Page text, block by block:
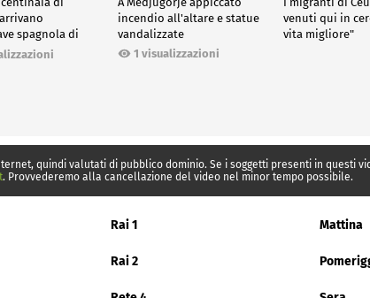
spagnola di
incendio all'altare e statue
vandalizzate
1 visualizzazioni
venuti qui in
vita migliore"
quindi valutati di pubblico dominio. Se i soggetti presenti in
. Provvederemo alla cancellazione del video nel minor tempo possibile.
Rai 1 Mattina
Rai 2